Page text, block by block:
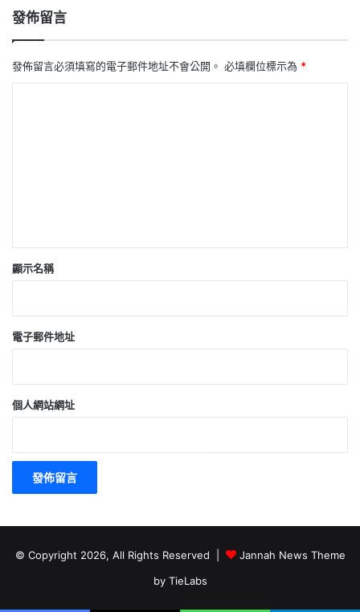
發佈留言
發佈留言必須填寫的電子郵件地址不會公開。 必填欄位標示為 *
顯示名稱
電子郵件地址
個人網站網址
© Copyright 2026, All Rights Reserved |
Jannah News Theme
by TieLabs